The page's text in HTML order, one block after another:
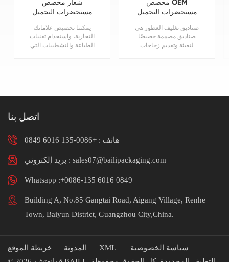
شعار مخصص
مستحضرات التجميل
المطبوعة العطور ورقة
مربع التعبئة والتغليف
يمكننا تخصيص علاماتك
التجارية، واستخدام تقنيات
الطباعة والتشطيبات التي
مخصص OEM
مستحضرات التجميل
والتغليف العطور
المطبوعة ورقة مربع
التعبئة والتغليف مصنع
صناديق تغليف العطور هي
صناديق مصممة خصيصًا
لتعبئة وتقديم زجاجات
اتصل بنا
هاتف : +0086-135 6016 0849
بريد إلكتروني : sales07@bailipackaging.com
Whatsapp :+0086-135 6016 0849
Building A, No.85 Gangtai Road, Aigang Village, Renhe
Town, Baiyun District, Guangzhou City,China.
خريطة الموقع المدونة XML
سياسة الخصوصية